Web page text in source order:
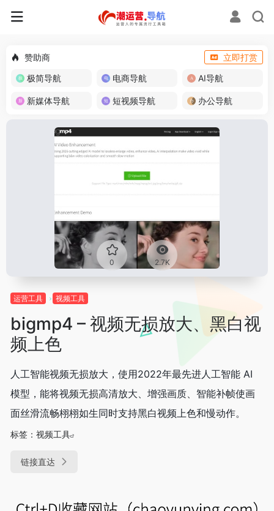
赞助商
立即打赏
极简导航
电商导航 AI导航
新媒体导航 短视频导航 办公导航
0 2.7K
运营工具 视频工具
bigmp4 – 视频无损放大、黑白视
频上色
人工智能视频无损放大，使用2022年最先进人工智能 AI
模型，能将视频无损高清放大、增强画质、智能补帧使画
面丝滑流畅栩栩如生同时支持黑白视频上色和慢动作。
标签： 视频工具
链接直达